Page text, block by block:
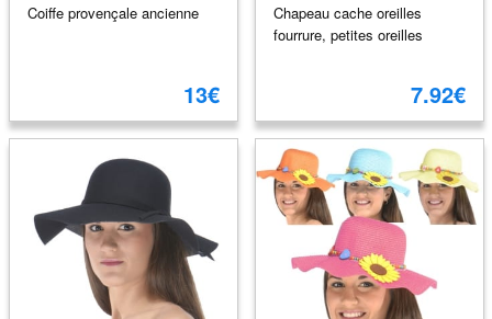
Coiffe provençale ancienne
13€
Chapeau cache oreilles
fourrure, petites oreilles
7.92€